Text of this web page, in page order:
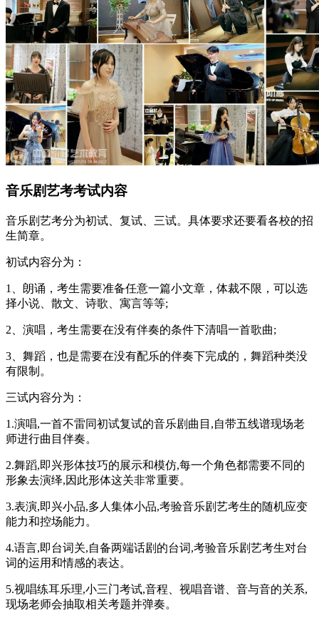
音乐剧艺考考试内容
音乐剧艺考分为初试、复试、三试。具体要求还要看各校的招
生简章。
初试内容分为：
1、朗诵，考生需要准备任意一篇小文章，体裁不限，可以选
择小说、散文、诗歌、寓言等等;
2、演唱，考生需要在没有伴奏的条件下清唱一首歌曲;
3、舞蹈，也是需要在没有配乐的伴奏下完成的，舞蹈种类没
有限制。
三试内容分为：
1.演唱,一首不雷同初试复试的音乐剧曲目,自带五线谱现场老
师进行曲目伴奏。
2.舞蹈,即兴形体技巧的展示和模仿,每一个角色都需要不同的
形象去演绎,因此形体这关非常重要。
3.表演,即兴小品,多人集体小品,考验音乐剧艺考生的随机应变
能力和控场能力。
4.语言,即台词关,自备两端话剧的台词,考验音乐剧艺考生对台
词的运用和情感的表达。
5.视唱练耳乐理,小三门考试,音程、视唱音谱、音与音的关系,
现场老师会抽取相关考题并弹奏。